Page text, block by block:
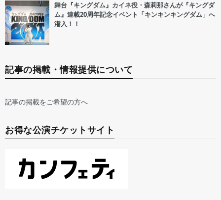
舞台『キングダム』カイネ役・森莉那さんが『キングダ
ム』連載20周年記念イベント「キンキンキングダム」へ
潜入！！
記事の掲載・情報提供について
記事の掲載をご希望の方へ
お得な公演チケットサイト